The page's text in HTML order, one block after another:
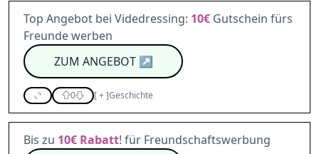
Top Angebot bei Videdressing: 10€ Gutschein fürs
Freunde werben
ZUM ANGEBOT↗
0 [+]Geschichte
Bis zu 10€ Rabatt! für Freundschaftswerbung